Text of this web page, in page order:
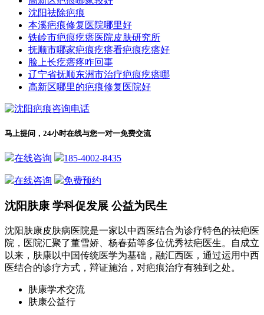
沈阳祛除疤痕
本溪疤痕修复医院哪里好
铁岭市疤痕疙瘩医院皮肤研究所
抚顺市哪家疤痕疙瘩看疤痕疙瘩好
脸上长疙瘩疼咋回事
辽宁省抚顺东洲市治疗疤痕疙瘩哪
高新区哪里的疤痕修复医院好
马上提问，24小时在线与您一对一免费交流
在线咨询 185-4002-8435
在线咨询 免费预约
沈阳肤康 学科促发展 公益为民生
沈阳肤康皮肤病医院是一家以中西医结合为诊疗特色的祛疤医
院，医院汇聚了董雪娇、杨春茹等多位优秀祛疤医生。自成立
以来，肤康以中国传统医学为基础，融汇西医，通过运用中西
医结合的诊疗方式，辩证施治，对疤痕治疗有独到之处。
肤康学术交流
肤康公益行